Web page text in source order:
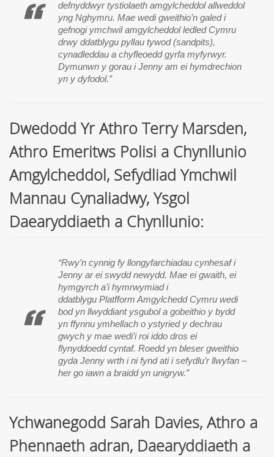
defnyddwyr tystiolaeth amgylcheddol allweddol
yng Nghymru. Mae wedi gweithio’n galed i
gefnogi ymchwil amgylcheddol ledled Cymru
drwy ddatblygu pyllau tywod (sandpits),
cynadleddau a chyfleoedd gyrfa myfyrwyr.
Dymunwn y gorau i Jenny am ei hymdrechion
yn y dyfodol.”
Dwedodd Yr Athro Terry Marsden,
Athro Emeritws Polisi a Chynllunio
Amgylcheddol, Sefydliad Ymchwil
Mannau Cynaliadwy, Ysgol
Daearyddiaeth a Chynllunio:
“Rwy’n cynnig fy llongyfarchiadau cynhesaf i
Jenny ar ei swydd newydd. Mae ei gwaith, ei
hymgyrch a’i hymrwymiad i
ddatblygu Platfform Amgylchedd Cymru wedi
bod yn llwyddiant ysgubol a gobeithio y bydd
yn ffynnu ymhellach o ystyried y dechrau
gwych y mae wedi’i roi iddo dros ei
flynyddoedd cyntaf. Roedd yn bleser gweithio
gyda Jenny wrth i ni fynd ati i sefydlu’r llwyfan –
her go iawn a braidd yn unigryw.”
Ychwanegodd Sarah Davies, Athro a
Phennaeth adran, Daearyddiaeth a